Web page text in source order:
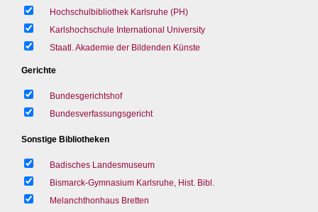
Hochschulbibliothek Karlsruhe (PH)
Karlshochschule International University
Staatl. Akademie der Bildenden Künste
Gerichte
Bundesgerichtshof
Bundesverfassungsgericht
Sonstige Bibliotheken
Badisches Landesmuseum
Bismarck-Gymnasium Karlsruhe, Hist. Bibl.
Melanchthonhaus Bretten